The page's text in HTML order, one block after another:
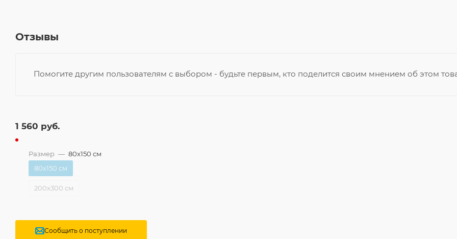
Отзывы
Помогите другим пользователям с выбором - будьте первым, кто поделится своим мнением об этом
1 560 руб.
Размер — 80x150 см
80x150 см
200x300 см
Сообщить о поступлении